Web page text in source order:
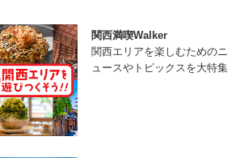
関西満喫Walker
関西エリアを楽しむためのニ
ュースやトピックスを大特集